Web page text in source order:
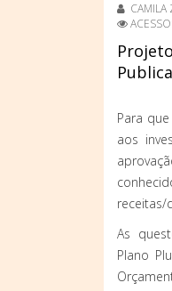
CAMILA
Para
aos
receitas/
As
Plano